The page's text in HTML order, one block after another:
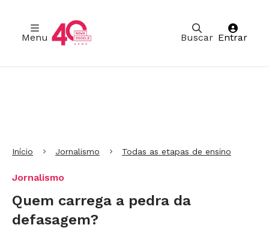
Buscar
Menu Entrar
Início Jornalismo Todas as etapas de ensino
Jornalismo
Quem carrega a pedra da
defasagem?